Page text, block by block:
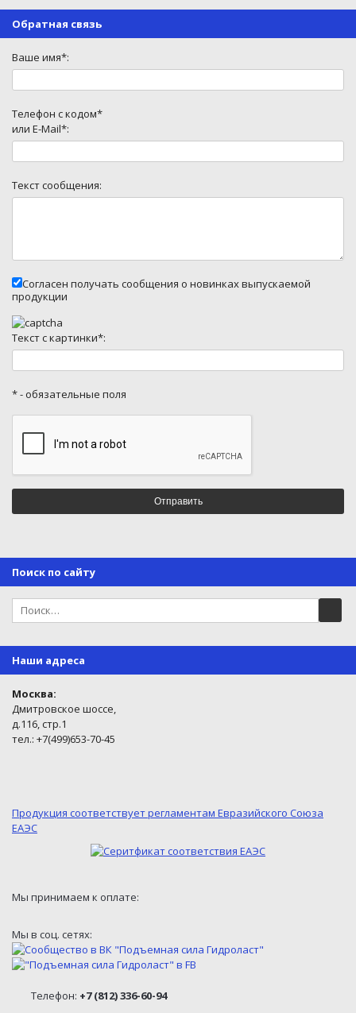
Обратная связь
Ваше имя*:
Телефон с кодом*
или E-Mail*:
Текст сообщения:
Согласен получать сообщения о новинках выпускаемой
продукции
Текст с картинки*:
* - обязательные поля
Поиск по сайту
Наши адреса
Москва:
Дмитровское шоссе,
д.116, стр.1
тел.: +7(499)653-70-45
Продукция соответствует регламентам Евразийского Союза
ЕАЭС
Мы принимаем к оплате:
Мы в соц. сетях:
Телефон: +7 (812) 336-60-94